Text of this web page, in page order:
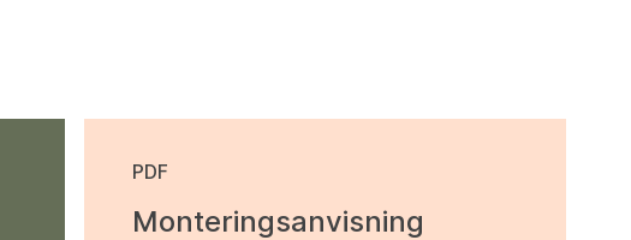
PDF
Monteringsanvisning